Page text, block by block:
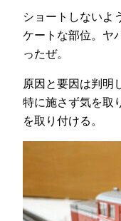
ショートしないよ
ケートな部位。ヤ
ったぜ。
原因と要因は判明
特に施さず気を取
を取り付ける。